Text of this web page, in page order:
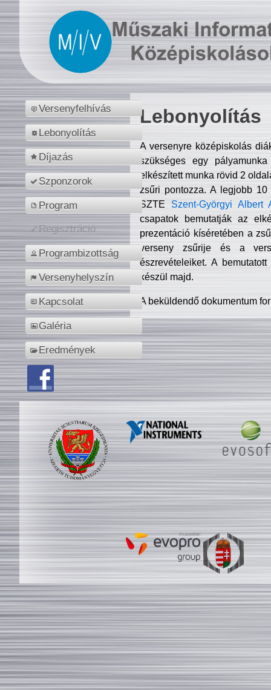
Versenyfelhívás
Lebonyolítás
Díjazás
Szponzorok
Program
Regisztráció
Programbizottság
Versenyhelyszín
Kapcsolat
Galéria
Eredmények
Lebonyolítás
A versenyre középiskolás
szükséges egy
elkészített munka rövid 2
zsűri pontozza. A legjobb
SZTE Szent-Györgyi Albert
csapatok bemutatják az
prezentáció kíséretében a
verseny zsűrije és a
észrevételeiket. A
készül majd.
A beküldendő dokumentum